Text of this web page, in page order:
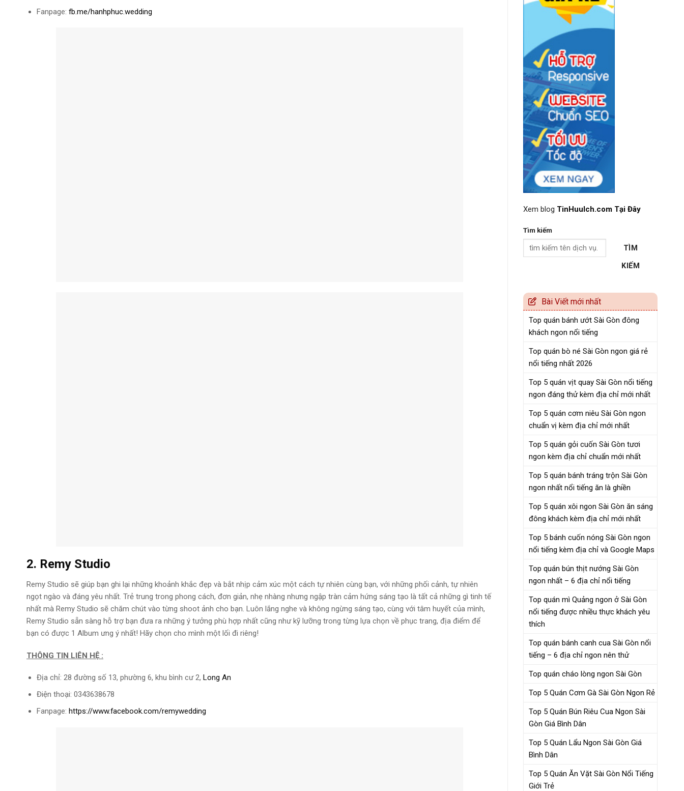
Fanpage: fb.me/hanhphuc.wedding
2. Remy Studio
Remy Studio sẽ giúp bạn ghi lại những khoảnh khắc đẹp và bắt nhịp cảm xúc một cách tự nhiên cùng bạn, với những phối cảnh, tự nhiên
ngọt ngào và đáng yêu nhất. Trẻ trung trong phong cách, đơn giản, nhẹ nhàng nhưng ngập tràn cảm hứng sáng tạo là tất cả những gì tinh tế
nhất mà Remy Studio sẽ chăm chút vào từng shoot ảnh cho bạn. Luôn lắng nghe và không ngừng sáng tạo, cùng với tâm huyết của mình,
Remy Studio sẵn sàng hỗ trợ bạn đưa ra những ý tưởng phù hợp nhất cũng như kỹ lưỡng trong từng lựa chọn về phục trang, địa điểm để
bạn có được 1 Album ưng ý nhất! Hãy chọn cho mình một lối đi riêng!
THÔNG TIN LIÊN HỆ :
Địa chỉ: 28 đường số 13, phường 6, khu bình cư 2, Long An
Điện thoại: 0343638678
Fanpage: https://www.facebook.com/remywedding
Xem blog TinHuuIch.com Tại Đây
Tìm kiếm
TÌM
KIẾM
Bài Viết mới nhất
Top quán bánh ướt Sài Gòn đông
khách ngon nổi tiếng
Top quán bò né Sài Gòn ngon giá rẻ
nổi tiếng nhất 2026
Top 5 quán vịt quay Sài Gòn nổi tiếng
ngon đáng thử kèm địa chỉ mới nhất
Top 5 quán cơm niêu Sài Gòn ngon
chuẩn vị kèm địa chỉ mới nhất
Top 5 quán gỏi cuốn Sài Gòn tươi
ngon kèm địa chỉ chuẩn mới nhất
Top 5 quán bánh tráng trộn Sài Gòn
ngon nhất nổi tiếng ăn là ghiền
Top 5 quán xôi ngon Sài Gòn ăn sáng
đông khách kèm địa chỉ mới nhất
Top 5 bánh cuốn nóng Sài Gòn ngon
nổi tiếng kèm địa chỉ và Google Maps
Top quán bún thịt nướng Sài Gòn
ngon nhất – 6 địa chỉ nổi tiếng
Top quán mì Quảng ngon ở Sài Gòn
nổi tiếng được nhiều thực khách yêu
thích
Top quán bánh canh cua Sài Gòn nổi
tiếng – 6 địa chỉ ngon nên thử
Top quán cháo lòng ngon Sài Gòn
Top 5 Quán Cơm Gà Sài Gòn Ngon Rẻ
Top 5 Quán Bún Riêu Cua Ngon Sài
Gòn Giá Bình Dân
Top 5 Quán Lẩu Ngon Sài Gòn Giá
Bình Dân
Top 5 Quán Ăn Vặt Sài Gòn Nổi Tiếng
Giới Trẻ